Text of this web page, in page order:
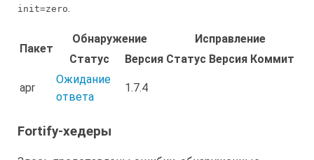
init=zero.
Пакет
Обнаружение
Исправление
Статус
Версия Статус Версия Коммит
apr
Ожидание
ответа
1.7.4
Fortify-хедеры